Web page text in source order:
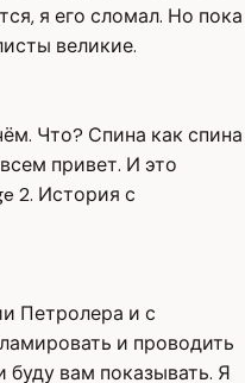
я его сломал. Но пока
великие.
Что? Спина как спина
привет. И это
2. История с
Петролера и с
и проводить
вам показывать. Я